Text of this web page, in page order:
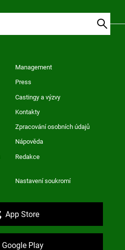
Management
Press
Castingy a výzvy
Kontakty
Zpracování osobních údajů
Nápověda
Redakce
Nastavení soukromí
App Store
Google Play